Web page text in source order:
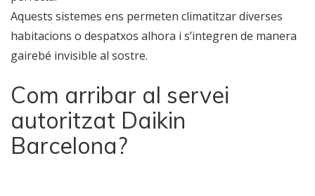
Aquests sistemes ens permeten climatitzar diverses
habitacions o despatxos alhora i s’integren de manera
gairebé invisible al sostre.
Com arribar al servei
autoritzat Daikin
Barcelona?